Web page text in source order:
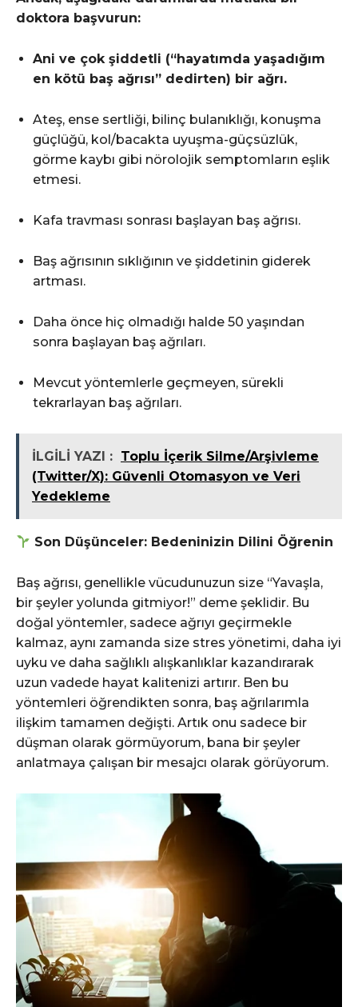
doktora başvurun:
Ani ve çok şiddetli (“hayatımda yaşadığım
en kötü baş ağrısı” dedirten) bir ağrı.
Ateş, ense sertliği, bilinç bulanıklığı, konuşma
güçlüğü, kol/bacakta uyuşma-güçsüzlük,
görme kaybı gibi nörolojik semptomların eşlik
etmesi.
Kafa travması sonrası başlayan baş ağrısı.
Baş ağrısının sıklığının ve şiddetinin giderek
artması.
Daha önce hiç olmadığı halde 50 yaşından
sonra başlayan baş ağrıları.
Mevcut yöntemlerle geçmeyen, sürekli
tekrarlayan baş ağrıları.
İLGİLİ YAZI : Toplu İçerik Silme/Arşivleme
(Twitter/X): Güvenli Otomasyon ve Veri
Yedekleme
Son Düşünceler: Bedeninizin Dilini Öğrenin
Baş ağrısı, genellikle vücudunuzun size “Yavaşla,
bir şeyler yolunda gitmiyor!” deme şeklidir. Bu
doğal yöntemler, sadece ağrıyı geçirmekle
kalmaz, aynı zamanda size stres yönetimi, daha iyi
uyku ve daha sağlıklı alışkanlıklar kazandırarak
uzun vadede hayat kalitenizi artırır. Ben bu
yöntemleri öğrendikten sonra, baş ağrılarımla
ilişkim tamamen değişti. Artık onu sadece bir
düşman olarak görmüyorum, bana bir şeyler
anlatmaya çalışan bir mesajcı olarak görüyorum.